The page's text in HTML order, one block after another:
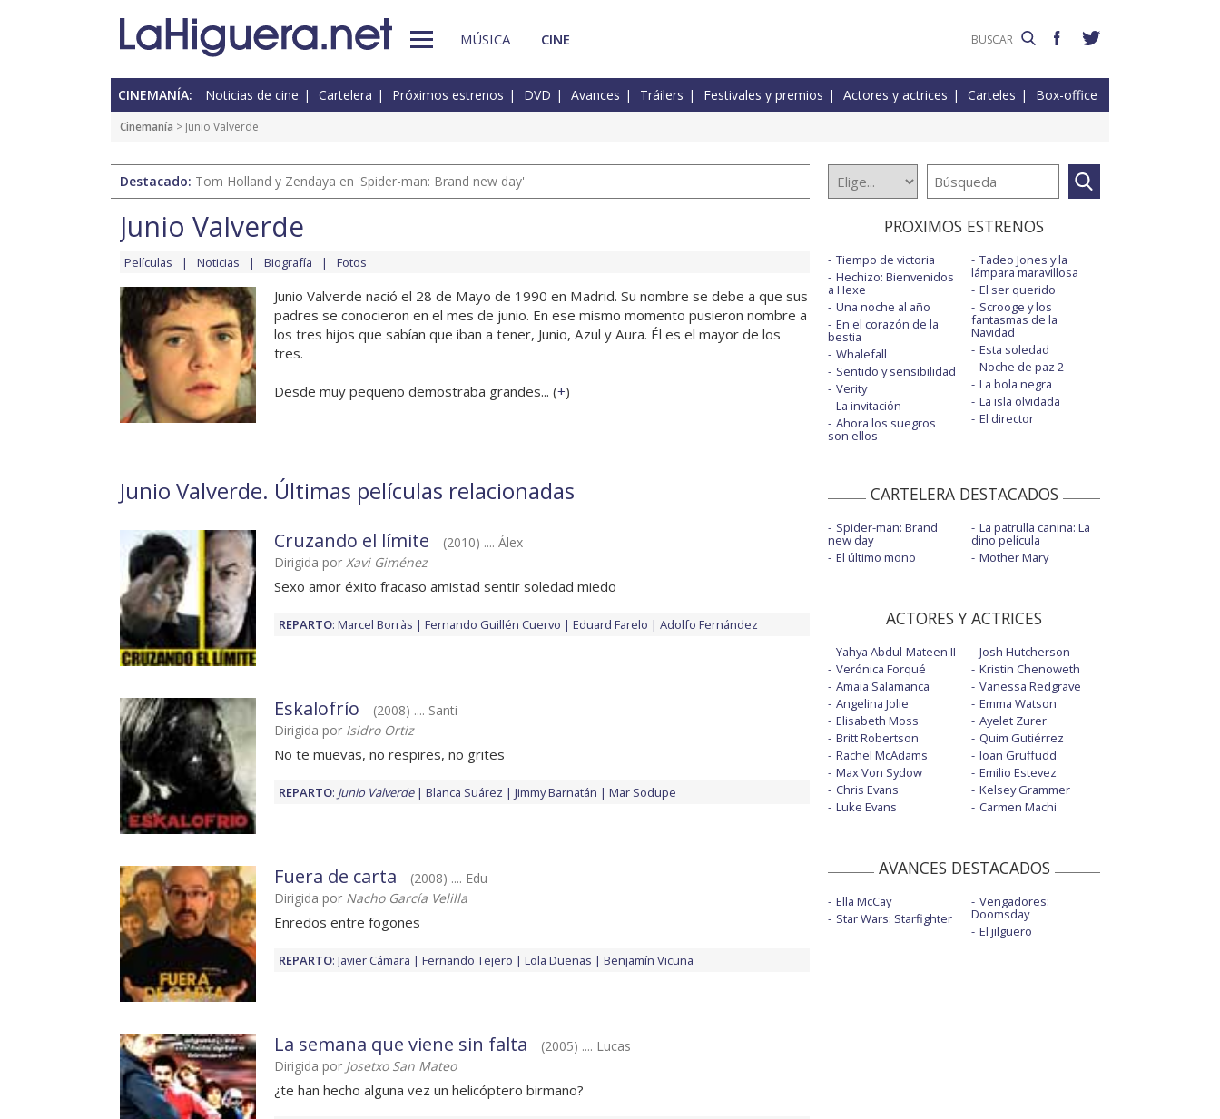
MÚSICA CINE
CINEMANÍA: Noticias de cine Cartelera Próximos estrenos DVD Avances Tráilers Festivales y premios Actores y actrices Carteles Box-office
Cinemanía > Junio Valverde
Destacado: Tom Holland y Zendaya en 'Spider-man: Brand new day'
Junio Valverde
Películas Noticias Biografía Fotos
Junio Valverde nació el 28 de Mayo de 1990 en Madrid. Su nombre se debe a que sus
padres se conocieron en el mes de junio. En ese mismo momento pusieron nombre a
los tres hijos que sabían que iban a tener, Junio, Azul y Aura. Él es el mayor de los
tres.
Desde muy pequeño demostraba grandes... (+)
Junio Valverde. Últimas películas relacionadas
Cruzando el límite
(2010) .... Álex
Dirigida por Xavi Giménez
Sexo amor éxito fracaso amistad sentir soledad miedo
REPARTO: Marcel Borràs Fernando Guillén Cuervo Eduard Farelo Adolfo Fernández
Eskalofrío
(2008) .... Santi
Dirigida por Isidro Ortiz
No te muevas, no respires, no grites
REPARTO: Junio Valverde Blanca Suárez Jimmy Barnatán Mar Sodupe
Fuera de carta
(2008) .... Edu
Dirigida por Nacho García Velilla
Enredos entre fogones
REPARTO: Javier Cámara Fernando Tejero Lola Dueñas Benjamín Vicuña
La semana que viene sin falta
(2005) .... Lucas
Dirigida por Josetxo San Mateo
¿te han hecho alguna vez un helicóptero birmano?
PROXIMOS ESTRENOS
Tiempo de victoria
Hechizo: Bienvenidos
a Hexe
Una noche al año
En el corazón de la
bestia
Whalefall
Sentido y sensibilidad
Verity
La invitación
Ahora los suegros
son ellos
Tadeo Jones y la
lámpara maravillosa
El ser querido
Scrooge y los
fantasmas de la
Navidad
Esta soledad
Noche de paz 2
La bola negra
La isla olvidada
El director
CARTELERA DESTACADOS
Spider-man: Brand
new day
El último mono
La patrulla canina: La
dino película
Mother Mary
ACTORES Y ACTRICES
Yahya Abdul-Mateen II
Verónica Forqué
Amaia Salamanca
Angelina Jolie
Elisabeth Moss
Britt Robertson
Rachel McAdams
Max Von Sydow
Chris Evans
Luke Evans
Josh Hutcherson
Kristin Chenoweth
Vanessa Redgrave
Emma Watson
Ayelet Zurer
Quim Gutiérrez
Ioan Gruffudd
Emilio Estevez
Kelsey Grammer
Carmen Machi
AVANCES DESTACADOS
Ella McCay
Star Wars: Starfighter
Vengadores:
Doomsday
El jilguero